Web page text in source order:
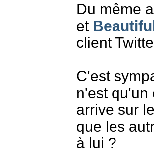
Du même
et
client
C'est
n'est qu'un
arrive sur
que les
à lui ?